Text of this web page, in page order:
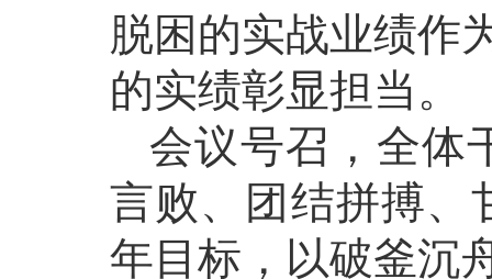
脱困的实战业绩作
的实绩彰显担当。
会议号召，全体
言败、团结拼搏、
年目标，以破釜沉